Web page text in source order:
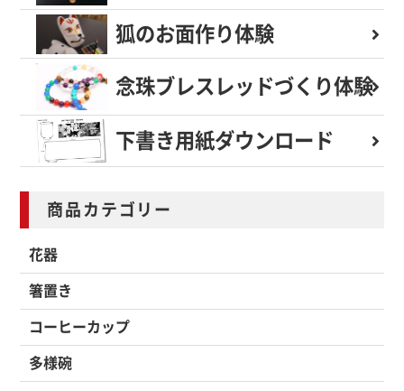
狐のお面作り体験
念珠ブレスレッドづくり体験
下書き用紙ダウンロード
商品カテゴリー
花器
箸置き
コーヒーカップ
多様碗